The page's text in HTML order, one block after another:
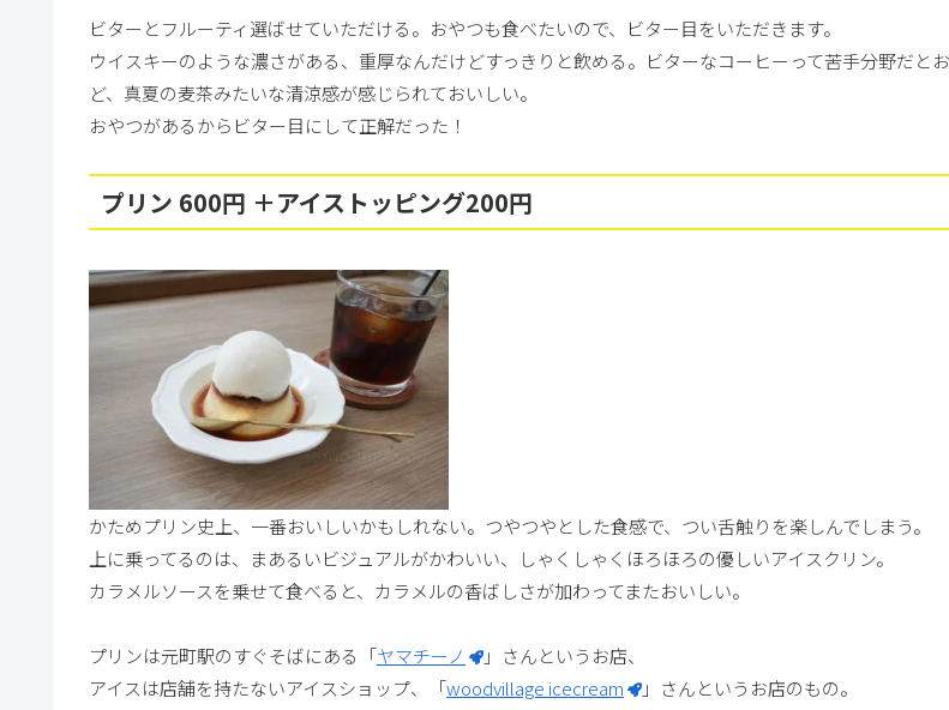
ビターとフルーティ選ばせていただける。おやつも食べたいので、ビター目をいただきます。
ウイスキーのような濃さがある、重厚なんだけどすっきりと飲める。ビターなコーヒーって苦手分野だと
ど、真夏の麦茶みたいな清涼感が感じられておいしい。
おやつがあるからビター目にして正解だった！
プリン 600円 ＋アイストッピング200円
かためプリン史上、一番おいしいかもしれない。つやつやとした食感で、つい舌触りを楽しんでしまう。
上に乗ってるのは、まあるいビジュアルがかわいい、しゃくしゃくほろほろの優しいアイスクリン。
カラメルソースを乗せて食べると、カラメルの香ばしさが加わってまたおいしい。
プリンは元町駅のすぐそばにある「ヤマチーノ
」さんというお店、
アイスは店舗を持たないアイスショップ、「woodvillage icecream
」さんというお店のもの。